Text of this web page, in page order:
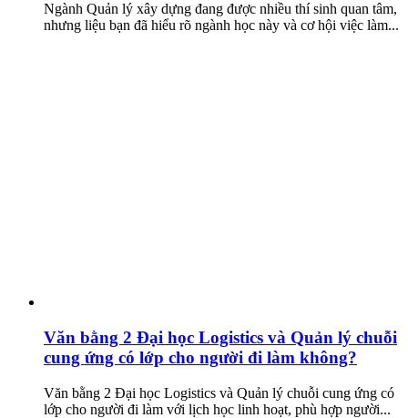
Ngành Quản lý xây dựng đang được nhiều thí sinh quan tâm,
nhưng liệu bạn đã hiểu rõ ngành học này và cơ hội việc làm...
Văn bằng 2 Đại học Logistics và Quản lý chuỗi
cung ứng có lớp cho người đi làm không?
Văn bằng 2 Đại học Logistics và Quản lý chuỗi cung ứng có
lớp cho người đi làm với lịch học linh hoạt, phù hợp người...